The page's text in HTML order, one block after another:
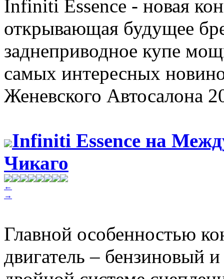
Infiniti Essence - новая
открывающая будущее
заднеприводное купе
самых интересных
Женевского Автосалона
Infiniti Essence на
Чикаго
←
→
Главной особенностью
двигатель – бензиновый